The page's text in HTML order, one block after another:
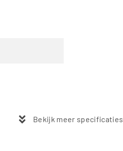
Bekijk meer specificaties